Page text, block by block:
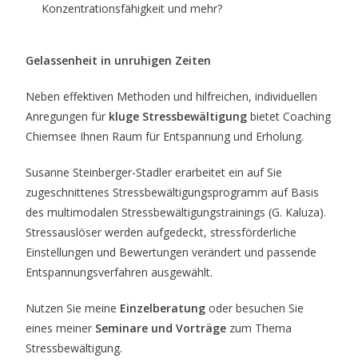
Konzentrationsfähigkeit und mehr?
Gelassenheit in unruhigen Zeiten
Neben effektiven Methoden und hilfreichen, individuellen
Anregungen für kluge Stressbewältigung bietet Coaching
Chiemsee Ihnen Raum für Entspannung und Erholung.
Susanne Steinberger-Stadler erarbeitet ein auf Sie
zugeschnittenes Stressbewältigungsprogramm auf Basis
des multimodalen Stressbewältigungstrainings (G. Kaluza).
Stressauslöser werden aufgedeckt, stressförderliche
Einstellungen und Bewertungen verändert und passende
Entspannungsverfahren ausgewählt.
Nutzen Sie meine Einzelberatung oder besuchen Sie
eines meiner Seminare und Vorträge zum Thema
Stressbewältigung.